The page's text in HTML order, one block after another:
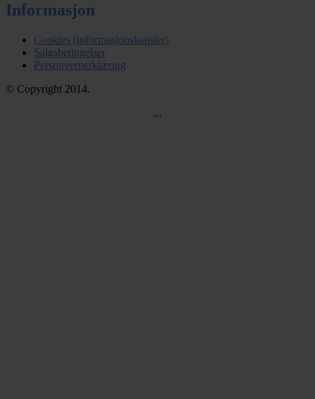
Informasjon
Cookies (informasjonskapsler)
Salgsbetingelser
Personvernerklæring
© Copyright 2014.
...